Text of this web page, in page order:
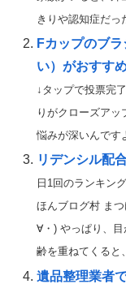
きりや認知症だ
Fカップのブ
い）がおすす
↓タップで投票完
りがクローズア
悩みが深いんで
リデンシル配
日1回のランキン
ほんブログ村 ま
∀・) やっぱり、
齢を重ねてくる
遺品整理業者